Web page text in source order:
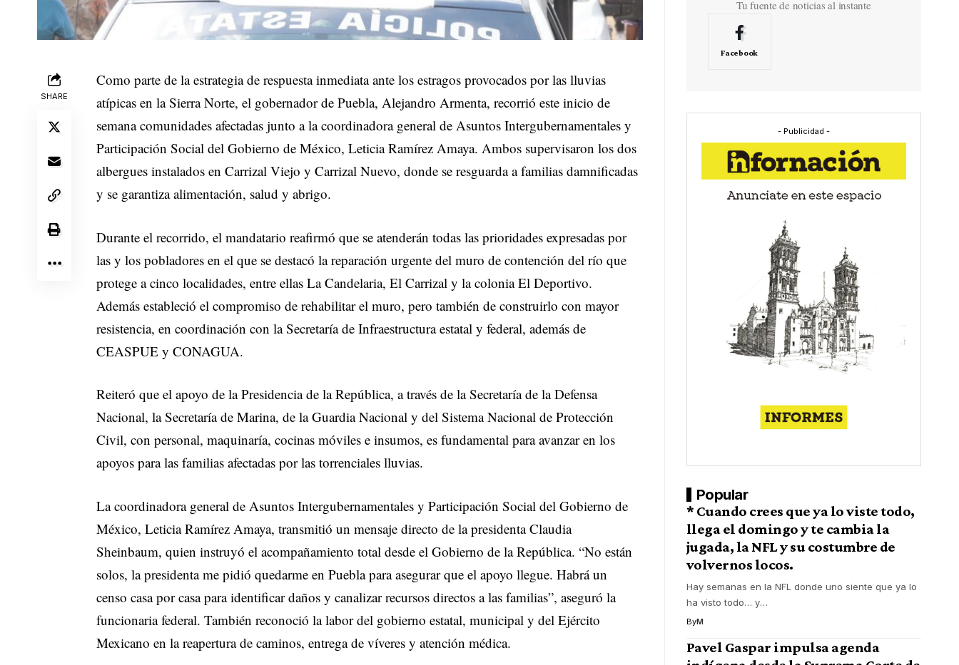
SHARE
Como parte de la estrategia de respuesta inmediata ante los estragos provocados por las lluvias
atípicas en la Sierra Norte, el gobernador de Puebla, Alejandro Armenta, recorrió este inicio de
semana comunidades afectadas junto a la coordinadora general de Asuntos Intergubernamentales y
Participación Social del Gobierno de México, Leticia Ramírez Amaya. Ambos supervisaron los dos
albergues instalados en Carrizal Viejo y Carrizal Nuevo, donde se resguarda a familias damnificadas
y se garantiza alimentación, salud y abrigo.
Durante el recorrido, el mandatario reafirmó que se atenderán todas las prioridades expresadas por
las y los pobladores en el que se destacó la reparación urgente del muro de contención del río que
protege a cinco localidades, entre ellas La Candelaria, El Carrizal y la colonia El Deportivo.
Además estableció el compromiso de rehabilitar el muro, pero también de construirlo con mayor
resistencia, en coordinación con la Secretaría de Infraestructura estatal y federal, además de
CEASPUE y CONAGUA.
Reiteró que el apoyo de la Presidencia de la República, a través de la Secretaría de la Defensa
Nacional, la Secretaría de Marina, de la Guardia Nacional y del Sistema Nacional de Protección
Civil, con personal, maquinaría, cocinas móviles e insumos, es fundamental para avanzar en los
apoyos para las familias afectadas por las torrenciales lluvias.
La coordinadora general de Asuntos Intergubernamentales y Participación Social del Gobierno de
México, Leticia Ramírez Amaya, transmitió un mensaje directo de la presidenta Claudia
Sheinbaum, quien instruyó el acompañamiento total desde el Gobierno de la República. “No están
solos, la presidenta me pidió quedarme en Puebla para asegurar que el apoyo llegue. Habrá un
censo casa por casa para identificar daños y canalizar recursos directos a las familias”, aseguró la
funcionaria federal. También reconoció la labor del gobierno estatal, municipal y del Ejército
Mexicano en la reapertura de caminos, entrega de víveres y atención médica.
Tu fuente de noticias al instante
Facebook
- Publicidad -
Popular
* Cuando crees que ya lo viste todo,
llega el domingo y te cambia la
jugada, la NFL y su costumbre de
volvernos locos.
Hay semanas en la NFL donde uno siente que ya lo
ha visto todo… y…
ByM
Pavel Gaspar impulsa agenda